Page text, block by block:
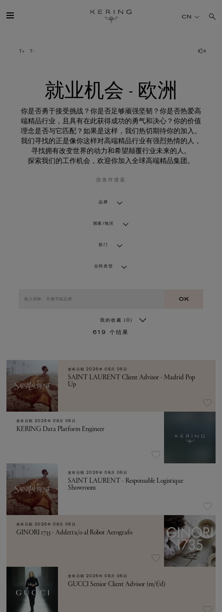
业
机
可持续发展
FINANCE
加入我们
CN
就业机会 - 欧洲
你是否勇于接受挑战？你是否足够顽强坚韧？你是否热爱高
端精品行业，且具有在此获得成功的勇气和决心？你的价值
理念是否与它匹配？如果是这样，我们热切期待你的加入。
我们寻找的正是像你这样对高端精品行业有强烈热情的人，
寻找拥有改变世界的动力和希望颠覆行业未来的人。
探索我们的工作机会，欢迎你加入全球高端精品集团。
按条件搜索
品牌
国家/地区
部门
合同类型
OK
我的收藏 (0)
619 个结果
发布日期 2026年 08月 06日
SAINT LAURENT Client Advisor - Madrid Pop
Up
发布日期 2026年 08月 06日
KERING Data Platform Engineer
发布日期 2026年 08月 06日
SAINT LAURENT - Responsable Logistique
Showroom
发布日期 2026年 08月 06日
GINORI 1735 - Addetta/o al Robot Aerografo
发布日期 2026年 08月 06日
GUCCI Senior Client Advisor (m/f/d)